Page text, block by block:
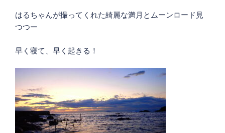
はるちゃんが撮ってくれた綺麗な満月とムーンロード見
つつー
早く寝て、早く起きる！